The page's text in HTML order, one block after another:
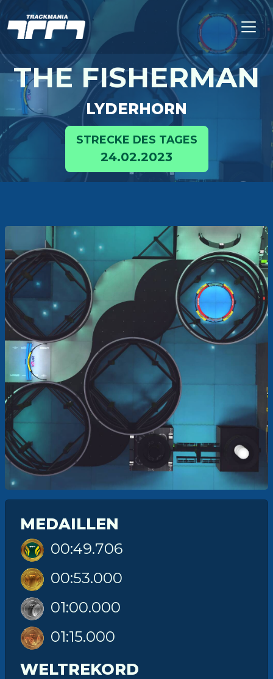
THE FISHERMAN
LYDERHORN
STRECKE DES TAGES
24.02.2023
MEDAILLEN
00:49.706
00:53.000
01:00.000
01:15.000
WELTREKORD